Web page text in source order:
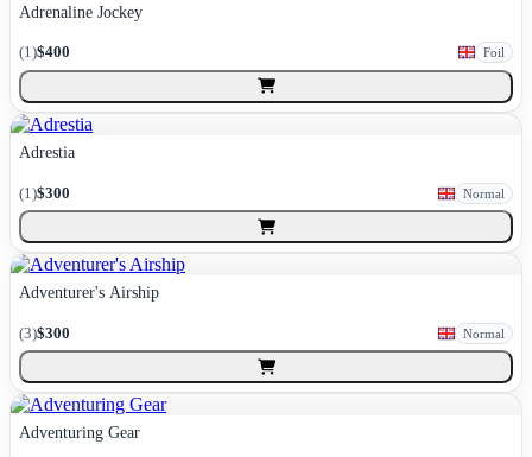
Adrenaline Jockey
(1)$400 Foil
Adrestia
(1)$300 Normal
Adventurer's Airship
(3)$300 Normal
Adventuring Gear